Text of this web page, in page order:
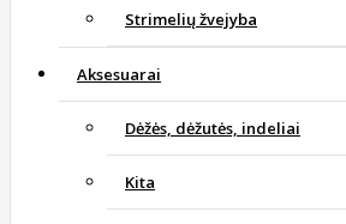
Strimelių žvejyba
Aksesuarai
Dėžės, dėžutės, indeliai
Kita